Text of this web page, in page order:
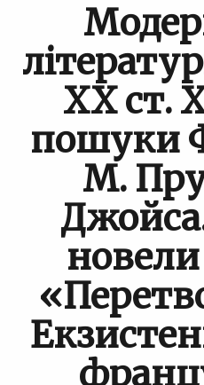
ХХ ст.
пошуки
М.